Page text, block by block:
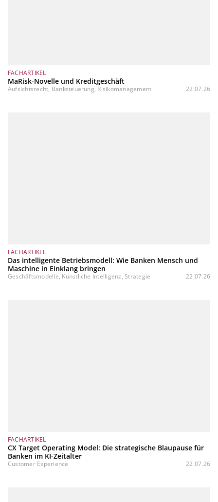
FACHARTIKEL
MaRisk-Novelle und Kreditgeschäft
Aufsichtsrecht, Banksteuerung, Risikomanagement 22.07.26
FACHARTIKEL
Das intelligente Betriebsmodell: Wie Banken Mensch und
Maschine in Einklang bringen
Geschäftsmodelle, Künstliche Intelligenz, Strategie 22.07.26
FACHARTIKEL
CX Target Operating Model: Die strategische Blaupause für
Banken im KI-Zeitalter
Customer Experience 22.07.26